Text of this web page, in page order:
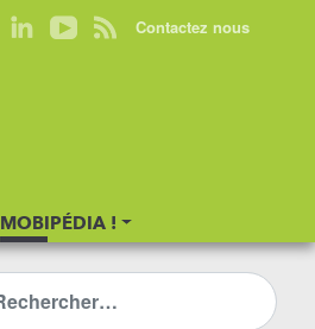
MOBIPÉDIA !
Contactez nous